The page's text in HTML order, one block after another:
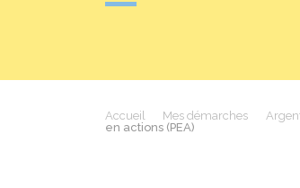
Accueil Mes démarches
en actions (PEA)